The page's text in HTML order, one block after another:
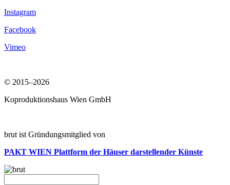
Instagram
Facebook
Vimeo
© 2015–2026
Koproduktionshaus Wien GmbH
brut ist Gründungsmitglied von
PAKT WIEN Plattform der Häuser darstellender Künste